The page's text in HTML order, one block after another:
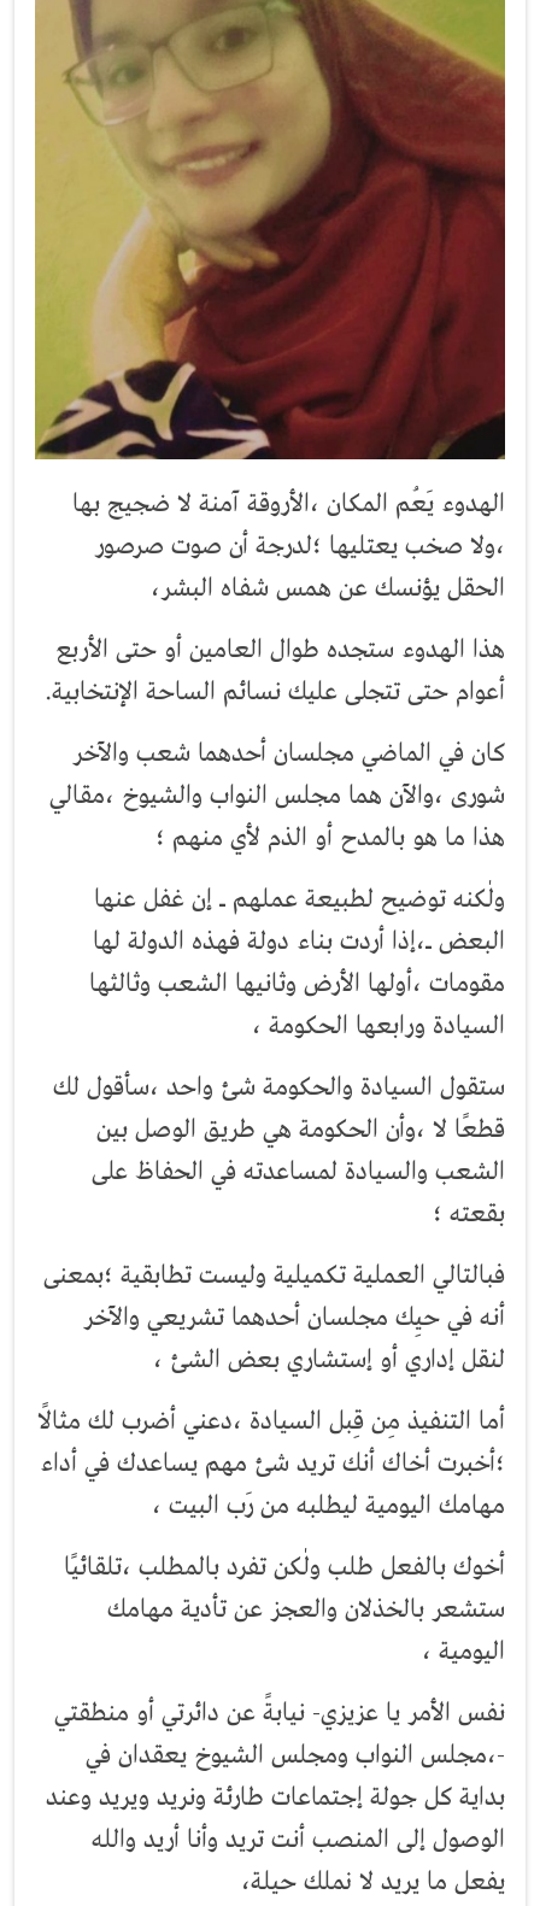
الهدوء يَعُم المكان ،الأروقة آمنة لا ضجيج بها
،ولا صخب يعتليها ؛لدرجة أن صوت صرصور
الحقل يؤنسك عن همس شفاه البشر،
هذا الهدوء ستجده طوال العامين أو حتى الأربع
أعوام حتى تتجلى عليك نسائم الساحة الإنتخابية.
كان في الماضي مجلسان أحدهما شعب والآخر
شورى ،والآن هما مجلس النواب والشيوخ ،مقالي
هذا ما هو بالمدح أو الذم لأي منهم ؛
ولٰكنه توضيح لطبيعة عملهم ـ إن غفل عنها
البعض ـ،إذا أردت بناء دولة فهذه الدولة لها
مقومات ،أولها الأرض وثانيها الشعب وثالثها
السيادة ورابعها الحكومة ،
ستقول السيادة والحكومة شئ واحد ،سأقول لك
قطعًا لا ،وأن الحكومة هي طريق الوصل بين
الشعب والسيادة لمساعدته في الحفاظ على
بقعته ؛
فبالتالي العملية تكميلية وليست تطابقية ؛بمعنى
أنه في حيِك مجلسان أحدهما تشريعي والآخر
لنقل إداري أو إستشاري بعض الشئ ،
أما التنفيذ مِن قِبل السيادة ،دعني أضرب لك مثالًا
؛أخبرت أخاك أنك تريد شئ مهم يساعدك في أداء
مهامك اليومية ليطلبه من رَب البيت ،
أخوك بالفعل طلب ولٰكن تفرد بالمطلب ،تلقائيًا
ستشعر بالخذلان والعجز عن تأدية مهامك
اليومية ،
نفس الأمر يا عزيزي- نيابةً عن دائرتي أو منطقتي
-،مجلس النواب ومجلس الشيوخ يعقدان في
بداية كل جولة إجتماعات طارئة ونريد ويريد وعند
الوصول إلى المنصب أنت تريد وأنا أريد والله
يفعل ما يريد لا نملك حيلة،